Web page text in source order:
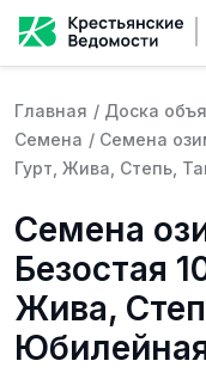
Главная / Доска
Семена / Семена
Гурт, Жива, Степь,
Семена
Безостая
Жива,